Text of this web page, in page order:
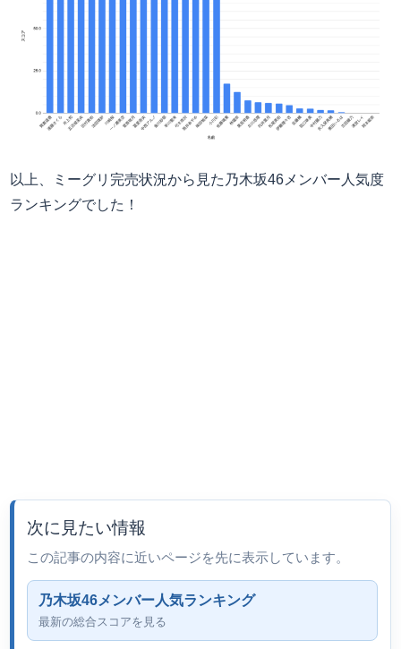
以上、ミーグリ完売状況から見た乃木坂46メンバー人気度
ランキングでした！
次に見たい情報
この記事の内容に近いページを先に表示しています。
乃木坂46メンバー人気ランキング
最新の総合スコアを見る